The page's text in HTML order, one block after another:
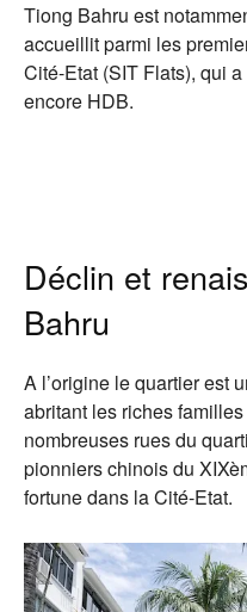
Tiong Bahru est
accueillit parmi les
Cité-Etat (SIT Flats), qui
encore HDB.
Déclin et
Bahru
A l’origine le quartier est
abritant les riches familles
nombreuses rues du
pionniers chinois du
fortune dans la Cité-Etat.